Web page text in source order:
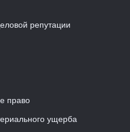
репутации
право
ущерба